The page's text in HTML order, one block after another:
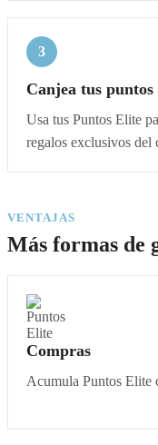
3
Canjea tus puntos
Usa tus Puntos Elite
regalos exclusivos del
VENTAJAS
Más formas de
Compras
Acumula Puntos Elite